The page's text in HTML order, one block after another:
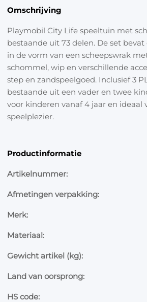
Omschrijving
Playmobil City Life speeltuin met
bestaande uit 73 delen. De set
in de vorm van een scheepswrak
schommel, wip en verschillende
step en zandspeelgoed. Inclusief 3
bestaande uit een vader en twee
voor kinderen vanaf 4 jaar en ideaal
speelplezier.
Productinformatie
Artikelnummer:
Afmetingen verpakking:
Merk:
Materiaal:
Gewicht artikel (kg):
Land van oorsprong:
HS code: